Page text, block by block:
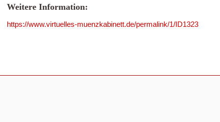
Weitere Information:
https://www.virtuelles-muenzkabinett.de/permalink/1/ID1323